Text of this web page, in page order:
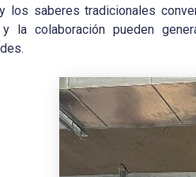
los saberes tradicionales
y la colaboración pueden